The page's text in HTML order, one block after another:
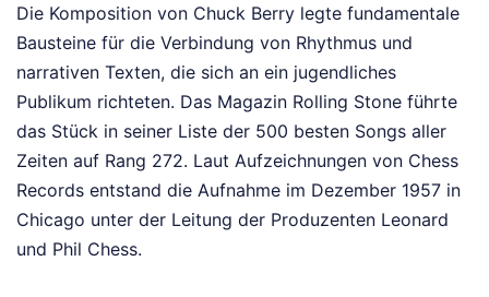
Die Komposition von Chuck Berry legte fundamentale
Bausteine für die Verbindung von Rhythmus und
narrativen Texten, die sich an ein jugendliches
Publikum richteten. Das Magazin Rolling Stone führte
das Stück in seiner Liste der 500 besten Songs aller
Zeiten auf Rang 272. Laut Aufzeichnungen von Chess
Records entstand die Aufnahme im Dezember 1957 in
Chicago unter der Leitung der Produzenten Leonard
und Phil Chess.